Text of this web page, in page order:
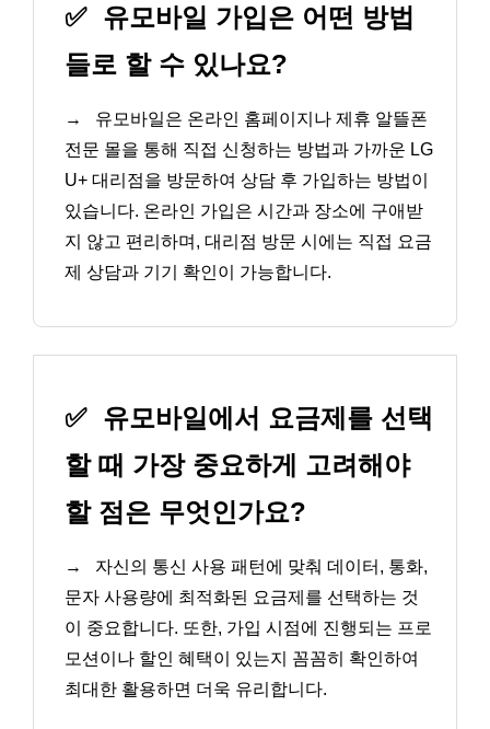
✅ 유모바일 가입은 어떤 방법
들로 할 수 있나요?
→
유모바일은 온라인 홈페이지나 제휴 알뜰폰
전문 몰을 통해 직접 신청하는 방법과 가까운 LG
U+ 대리점을 방문하여 상담 후 가입하는 방법이
있습니다. 온라인 가입은 시간과 장소에 구애받
지 않고 편리하며, 대리점 방문 시에는 직접 요금
제 상담과 기기 확인이 가능합니다.
✅ 유모바일에서 요금제를 선택
할 때 가장 중요하게 고려해야
할 점은 무엇인가요?
→
자신의 통신 사용 패턴에 맞춰 데이터, 통화,
문자 사용량에 최적화된 요금제를 선택하는 것
이 중요합니다. 또한, 가입 시점에 진행되는 프로
모션이나 할인 혜택이 있는지 꼼꼼히 확인하여
최대한 활용하면 더욱 유리합니다.